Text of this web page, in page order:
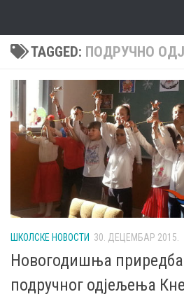
TAGGED: ПОДРУЧНО
ШКОЛСКЕ НОВОСТИ 30. ДЕЦЕМБАР 2015.
Новогодишња приредба
подручног одјељења